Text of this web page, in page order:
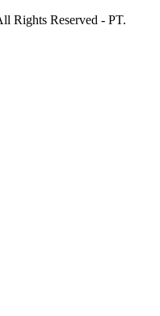
Rights Reserved - PT.